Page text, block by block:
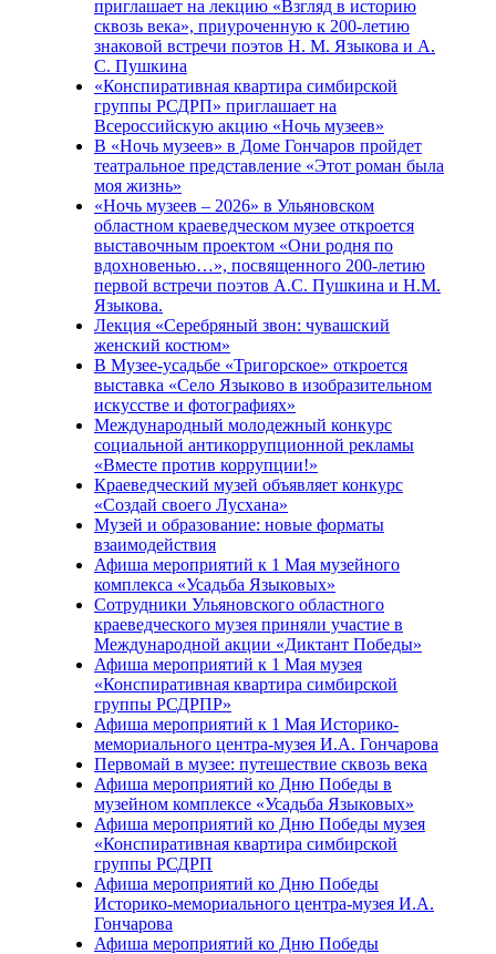
приглашает на лекцию «Взгляд в историю
сквозь века», приуроченную к 200-летию
знаковой встречи поэтов Н. М. Языкова и А.
С. Пушкина
«Конспиративная квартира симбирской
группы РСДРП» приглашает на
Всероссийскую акцию «Ночь музеев»
В «Ночь музеев» в Доме Гончаров пройдет
театральное представление «Этот роман была
моя жизнь»
«Ночь музеев – 2026» в Ульяновском
областном краеведческом музее откроется
выставочным проектом «Они родня по
вдохновенью…», посвященного 200-летию
первой встречи поэтов А.С. Пушкина и Н.М.
Языкова.
Лекция «Серебряный звон: чувашский
женский костюм»
В Музее-усадьбе «Тригорское» откроется
выставка «Село Языково в изобразительном
искусстве и фотографиях»
Международный молодежный конкурс
социальной антикоррупционной рекламы
«Вместе против коррупции!»
Краеведческий музей объявляет конкурс
«Создай своего Лусхана»
Музей и образование: новые форматы
взаимодействия
Афиша мероприятий к 1 Мая музейного
комплекса «Усадьба Языковых»
Сотрудники Ульяновского областного
краеведческого музея приняли участие в
Международной акции «Диктант Победы»
Афиша мероприятий к 1 Мая музея
«Конспиративная квартира симбирской
группы РСДРПР»
Афиша мероприятий к 1 Мая Историко-
мемориального центра-музея И.А. Гончарова
Первомай в музее: путешествие сквозь века
Афиша мероприятий ко Дню Победы в
музейном комплексе «Усадьба Языковых»
Афиша мероприятий ко Дню Победы музея
«Конспиративная квартира симбирской
группы РСДРП
Афиша мероприятий ко Дню Победы
Историко-мемориального центра-музея И.А.
Гончарова
Афиша мероприятий ко Дню Победы